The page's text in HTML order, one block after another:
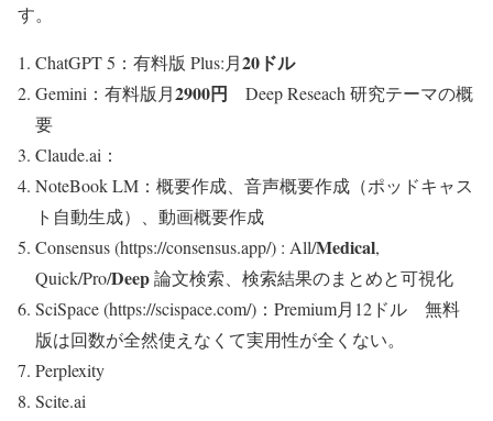
す。
ChatGPT 5：有料版 Plus:月20ドル
Gemini：有料版月2900円 Deep Reseach 研究テーマの概
要
Claude.ai：
NoteBook LM：概要作成、音声概要作成（ポッドキャス
ト自動生成）、動画概要作成
Consensus (https://consensus.app/) : All/Medical,
Quick/Pro/Deep論文検索、検索結果のまとめと可視化
SciSpace (https://scispace.com/)：Premium月12ドル 無料
版は回数が全然使えなくて実用性が全くない。
Perplexity
Scite.ai